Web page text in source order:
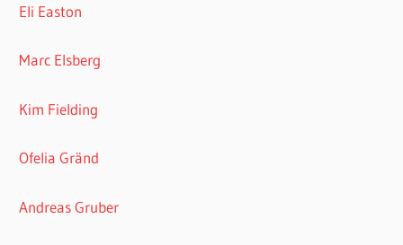
Eli Easton
Marc Elsberg
Kim Fielding
Ofelia Gränd
Andreas Gruber